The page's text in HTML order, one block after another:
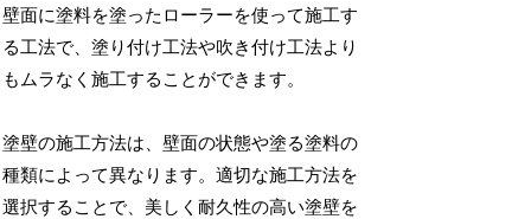
壁面に塗料を塗ったローラーを使って施工す
る工法で、塗り付け工法や吹き付け工法より
もムラなく施工することができます。
塗壁の施工方法は、壁面の状態や塗る塗料の
種類によって異なります。適切な施工方法を
選択することで、美しく耐久性の高い塗壁を